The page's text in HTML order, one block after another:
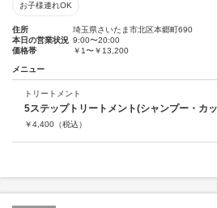
お子様連れOK
住所
埼玉県さいたま市北区本郷町690
本日の営業状況 9:00〜20:00
価格帯
￥1〜￥13,200
メニュー
トリートメント
5ステップトリートメント(シャンプー・カ
￥4,400 （税込）